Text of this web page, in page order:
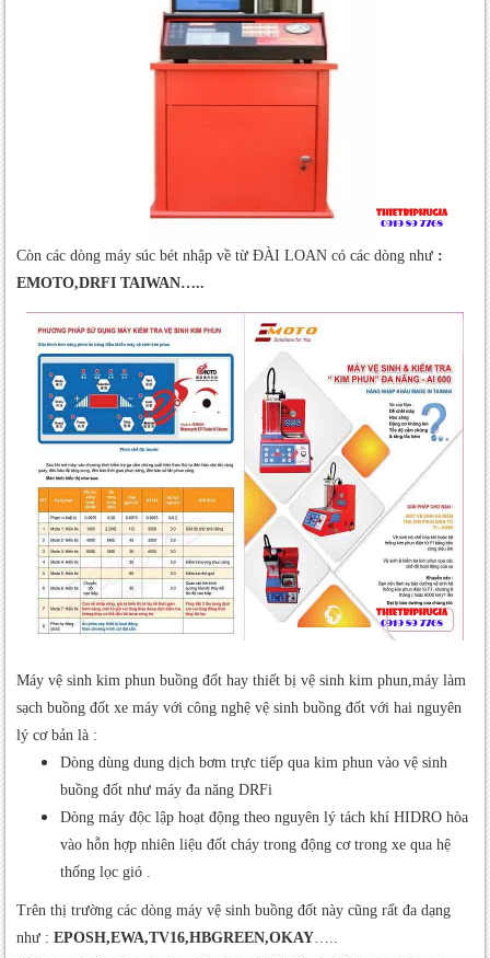
Còn các dòng máy súc bét nhập về từ ĐÀI LOAN có các dòng như :
EMOTO,DRFI TAIWAN…..
Máy vệ sinh kim phun buồng đốt hay thiết bị vệ sinh kim phun,máy làm
sạch buồng đốt xe máy với công nghệ vệ sinh buồng đốt với hai nguyên
lý cơ bản là :
Dòng dùng dung dịch bơm trực tiếp qua kim phun vào vệ sinh
buồng đốt như máy đa năng DRFi
Dòng máy độc lập hoạt động theo nguyên lý tách khí HIDRO hòa
vào hỗn hợp nhiên liệu đốt cháy trong động cơ trong xe qua hệ
thống lọc gió .
Trên thị trường các dòng máy vệ sinh buồng đốt này cũng rất đa dạng
như : EPOSH,EWA,TV16,HBGREEN,OKAY